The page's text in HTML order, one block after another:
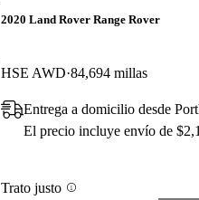
2020 Land Rover Range Rover
HSE AWD 84,694 millas
Entrega a domicilio desde
El precio incluye envío de
Trato justo